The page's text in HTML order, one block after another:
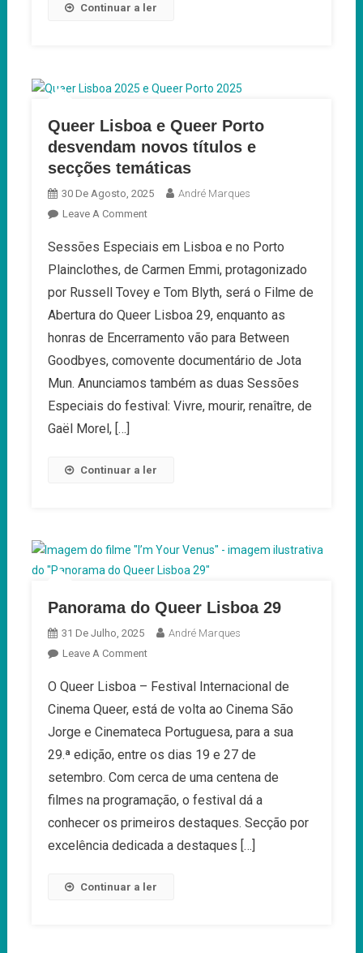
Continuar a ler
Queer Lisboa e Queer Porto
desvendam novos títulos e
secções temáticas
30 De Agosto, 2025
André Marques
Leave A CommentOn
Lisboa
E
Queer
Novos
Títulos
E
Secções
Sessões Especiais em Lisboa e no Porto
Plainclothes, de Carmen Emmi, protagonizado
por Russell Tovey e Tom Blyth, será o Filme de
Abertura do Queer Lisboa 29, enquanto as
honras de Encerramento vão para Between
Goodbyes, comovente documentário de Jota
Mun. Anunciamos também as duas Sessões
Especiais do festival: Vivre, mourir, renaître, de
Gaël Morel, […]
Continuar a ler
Panorama do Queer Lisboa 29
31 De Julho, 2025
André Marques
Leave A CommentOn
Do
Queer
Lisboa
O Queer Lisboa – Festival Internacional de
Cinema Queer, está de volta ao Cinema São
Jorge e Cinemateca Portuguesa, para a sua
29.ª edição, entre os dias 19 e 27 de
setembro. Com cerca de uma centena de
filmes na programação, o festival dá a
conhecer os primeiros destaques. Secção por
excelência dedicada a destaques […]
Continuar a ler